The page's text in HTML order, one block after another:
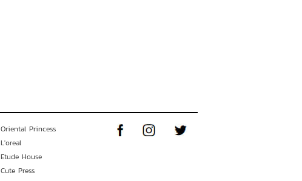
Oriental Princess
L'oreal
Etude House
Cute Press